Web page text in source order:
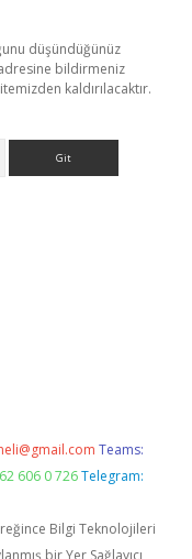
düşündüğünüz
bildirmeniz
kaldırılacaktır.
Teams:
606 0 726 Telegram:
Bilgi Teknolojileri
bir Yer Sağlayıcı